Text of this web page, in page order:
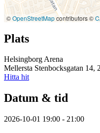
©OpenStreetMapcontributors ©
Plats
Helsingborg Arena
Mellersta Stenbocksgatan 14,
Hitta hit
Datum & tid
2026-10-01 19:00 - 21:00